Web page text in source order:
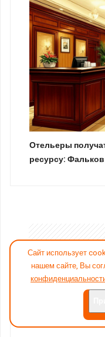
Отельеры
ресурсу:
Сайт использует
нашем сайте, Вы